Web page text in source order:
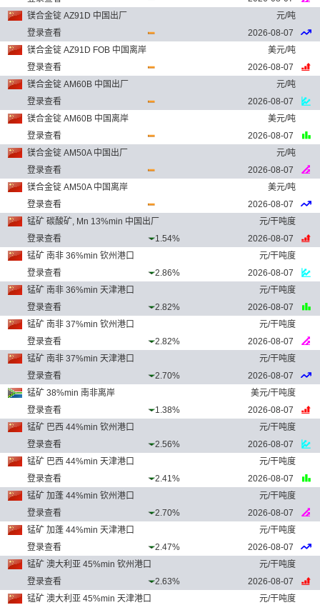
镁合金锭 AZ91D 中国出厂
元/吨
登录查看
2026-08-07
镁合金锭 AZ91D FOB 中国离岸
美元/吨
登录查看
2026-08-07
镁合金锭 AM60B 中国出厂
元/吨
登录查看
2026-08-07
镁合金锭 AM60B 中国离岸
美元/吨
登录查看
2026-08-07
镁合金锭 AM50A 中国出厂
元/吨
登录查看
2026-08-07
镁合金锭 AM50A 中国离岸
美元/吨
登录查看
2026-08-07
锰矿 碳酸矿, Mn 13%min 中国出厂
元/干吨度
登录查看
1.54%
2026-08-07
锰矿 南非 36%min 钦州港口
元/干吨度
登录查看
2.86%
2026-08-07
锰矿 南非 36%min 天津港口
元/干吨度
登录查看
2.82%
2026-08-07
锰矿 南非 37%min 钦州港口
元/干吨度
登录查看
2.82%
2026-08-07
锰矿 南非 37%min 天津港口
元/干吨度
登录查看
2.70%
2026-08-07
锰矿 38%min 南非离岸
美元/干吨度
登录查看
1.38%
2026-08-07
锰矿 巴西 44%min 钦州港口
元/干吨度
登录查看
2.56%
2026-08-07
锰矿 巴西 44%min 天津港口
元/干吨度
登录查看
2.41%
2026-08-07
锰矿 加蓬 44%min 钦州港口
元/干吨度
登录查看
2.70%
2026-08-07
锰矿 加蓬 44%min 天津港口
元/干吨度
登录查看
2.47%
2026-08-07
锰矿 澳大利亚 45%min 钦州港口
元/干吨度
登录查看
2.63%
2026-08-07
锰矿 澳大利亚 45%min 天津港口
元/干吨度